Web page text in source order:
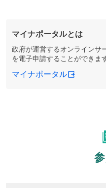
マイナポータルとは
政府が運営するオンラインサ
を電子申請することができま
マイナポータル